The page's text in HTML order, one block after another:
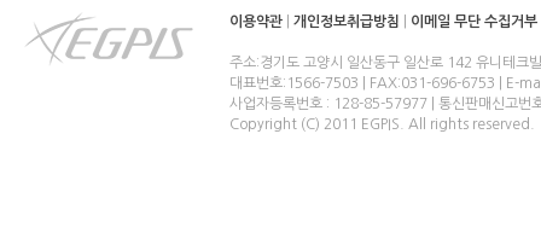
이용약관 개인정보취급방침 이메일 무단 수집거부
주소:경기도 고양시 일산동구 일산로 142 유니테크
대표번호:1566-7503 | FAX:031-696-6753 | E-
사업자등록번호 : 128-85-57977 | 통신판매신고번
Copyright (C) 2011 EGPIS. All rights reserved.